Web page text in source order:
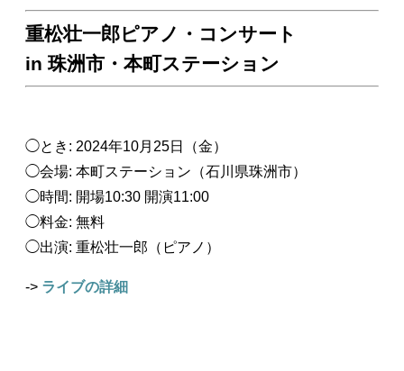
重松壮一郎ピアノ・コンサート
in 珠洲市・本町ステーション
◯とき: 2024年10月25日（金）
◯会場: 本町ステーション（石川県珠洲市）
◯時間: 開場10:30 開演11:00
◯料金: 無料
◯出演: 重松壮一郎（ピアノ）
-> ライブの詳細